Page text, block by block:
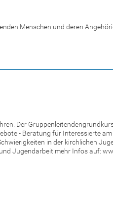
Menschen und deren
Der
- Beratung für Interessierte
in der kirchlichen
Jugendarbeit mehr Infos auf: